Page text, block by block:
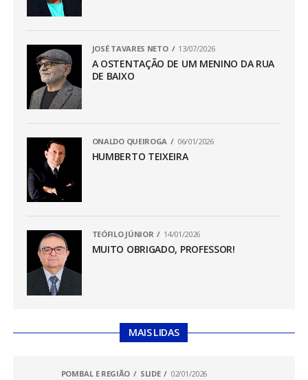
JOSÉ TAVARES NETO 13/07/2026
A OSTENTAÇÃO DE UM MENINO DA RUA
DE BAIXO
ONALDO QUEIROGA 06/01/2026
HUMBERTO TEIXEIRA
TEÓFILO JÚNIOR 14/01/2026
MUITO OBRIGADO, PROFESSOR!
MAIS LIDAS
POMBAL E REGIÃO SLIDE 02/01/2026